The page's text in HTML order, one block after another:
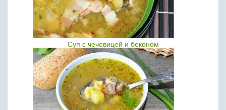
Суп с чечевицей и беконом